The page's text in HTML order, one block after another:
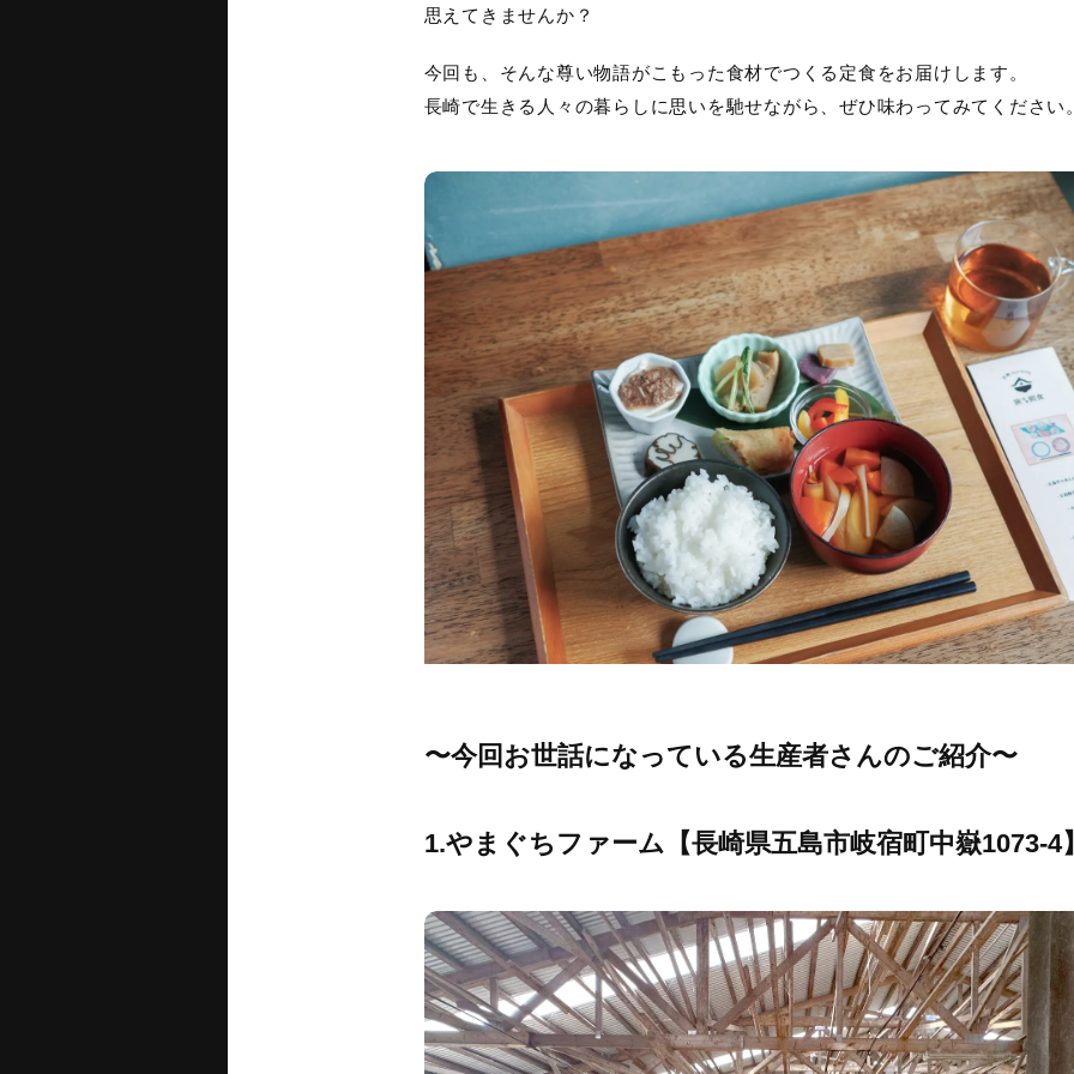
思えてきませんか？
今回も、そんな尊い物語がこもった食材でつくる定食をお届けします。
長崎で生きる人々の暮らしに思いを馳せながら、ぜひ味わってみてください
〜今回お世話になっている生産者さんのご紹介〜
1.やまぐちファーム【長崎県五島市岐宿町中嶽1073-4